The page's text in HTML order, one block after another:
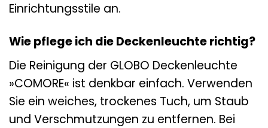
Einrichtungsstile an.
Wie pflege ich die Deckenleuchte richtig?
Die Reinigung der GLOBO Deckenleuchte
»COMORE« ist denkbar einfach. Verwenden
Sie ein weiches, trockenes Tuch, um Staub
und Verschmutzungen zu entfernen. Bei